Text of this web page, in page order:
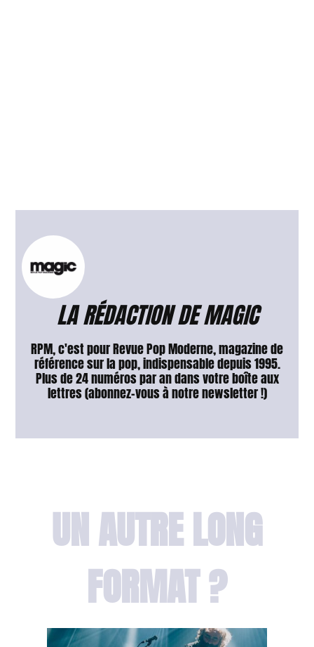
LA RÉDACTION DE MAGIC
RPM, c'est pour Revue Pop Moderne, magazine de
référence sur la pop, indispensable depuis 1995.
Plus de 24 numéros par an dans votre boîte aux
lettres (abonnez-vous à notre newsletter !)
UN AUTRE LONG
FORMAT ?